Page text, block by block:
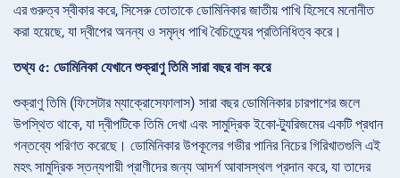
এর গুরুত্ব স্বীকার করে, সিসেরু তোতাকে ডোমিনিকার জাতীয় পাখি হিসেবে মনোনীত
করা হয়েছে, যা দ্বীপের অনন্য ও সমৃদ্ধ পাখি বৈচিত্র্যের প্রতিনিধিত্ব করে।
তথ্য ৫: ডোমিনিকা যেখানে শুক্রাণু তিমি সারা বছর বাস করে
শুক্রাণু তিমি (ফিসেটার ম্যাক্রোসেফালাস) সারা বছর ডোমিনিকার চারপাশের জলে
উপস্থিত থাকে, যা দ্বীপটিকে তিমি দেখা এবং সামুদ্রিক ইকো-ট্যুরিজমের একটি প্রধান
গন্তব্যে পরিণত করেছে। ডোমিনিকার উপকূলের গভীর পানির নিচের গিরিখাতগুলি এই
মহৎ সামুদ্রিক স্তন্যপায়ী প্রাণীদের জন্য আদর্শ আবাসস্থল প্রদান করে, যা তাদের